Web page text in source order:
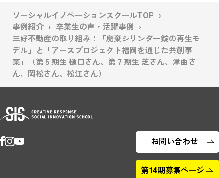
ソーシャルイノベーションスクールTOP
事例紹介
卒業生の声・活躍事例
三好不動産の取り組み：「廃棄シリンダー錠の再生モ
デル」と「アースプロジェクト福岡を通じた共創事
業」（第５期生 樋口さん、第７期生 芝さん、津曲さ
ん、岡松さん、松江さん）
お問い合わせ
第14期募集ページ